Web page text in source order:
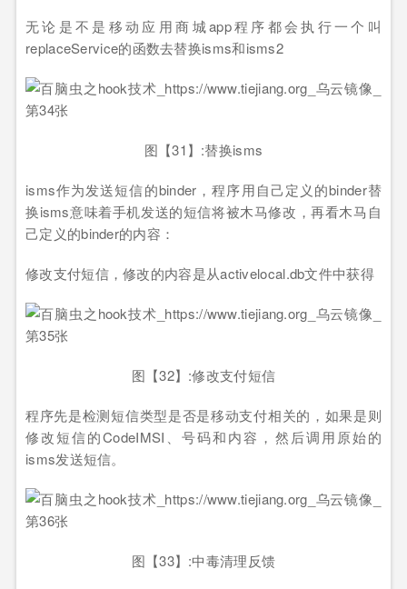
无论是不是移动应用商城app程序都会执行一个叫
replaceService的函数去替换isms和isms2
图【31】:替换isms
isms作为发送短信的binder，程序用自己定义的binder替
换isms意味着手机发送的短信将被木马修改，再看木马自
己定义的binder的内容：
修改支付短信，修改的内容是从activelocal.db文件中获得
图【32】:修改支付短信
程序先是检测短信类型是否是移动支付相关的，如果是则
修改短信的CodeIMSI、号码和内容，然后调用原始的
isms发送短信。
图【33】:中毒清理反馈